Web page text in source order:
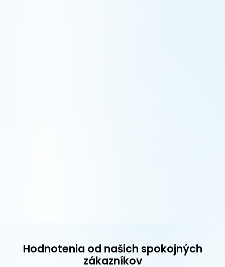
Hodnotenia od našich spokojných
zákazníkov